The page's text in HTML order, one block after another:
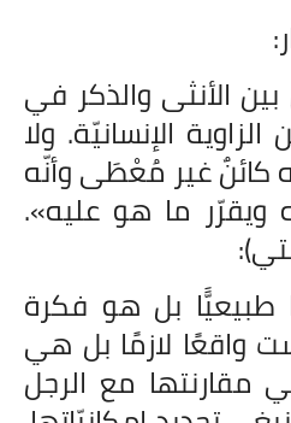
بين الأنثى والذكر في
الإنسانيّة. ولا
كائنٌ غير مُعْطَى وأنّه
ما هو عليه».
طبيعيًّا بل هو فكرة
واقعًا لازمًا بل هي
مقارنتها مع الرجل